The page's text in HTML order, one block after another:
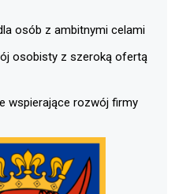
osób z ambitnymi celami
osobisty z szeroką ofertą
wspierające rozwój firmy